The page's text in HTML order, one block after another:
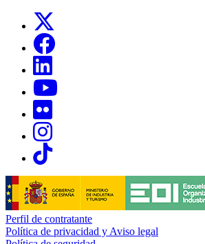
Links, Opens in this window
Links, Opens in this window
Links, Opens in this window
Links, Opens in this window
Links, Opens in this window
Perfil de contratante
Política de privacidad y Aviso legal